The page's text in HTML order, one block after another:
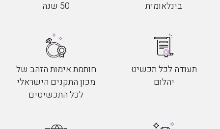
בינלאומית
50 שנה
תעודה לכל תכשיט
יהלום
חותמת אימות הזהב של
מכון התקנים הישראלי
לכל התכשיטים